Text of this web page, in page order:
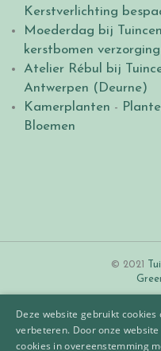
Kerstverlichting
Moederdag bij
kerstbomen
Atelier Rébul bij
Antwerpen (Deurne)
Kamerplanten -
Bloemen
© 2021
Deze website gebruikt
verbeteren. Door onze
cookies in overeenstemming